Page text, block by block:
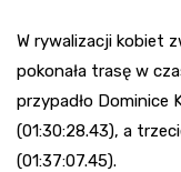
W rywalizacji kobiet
pokonała trasę w
przypadło Dominice
(01:30:28.43), a
(01:37:07.45).